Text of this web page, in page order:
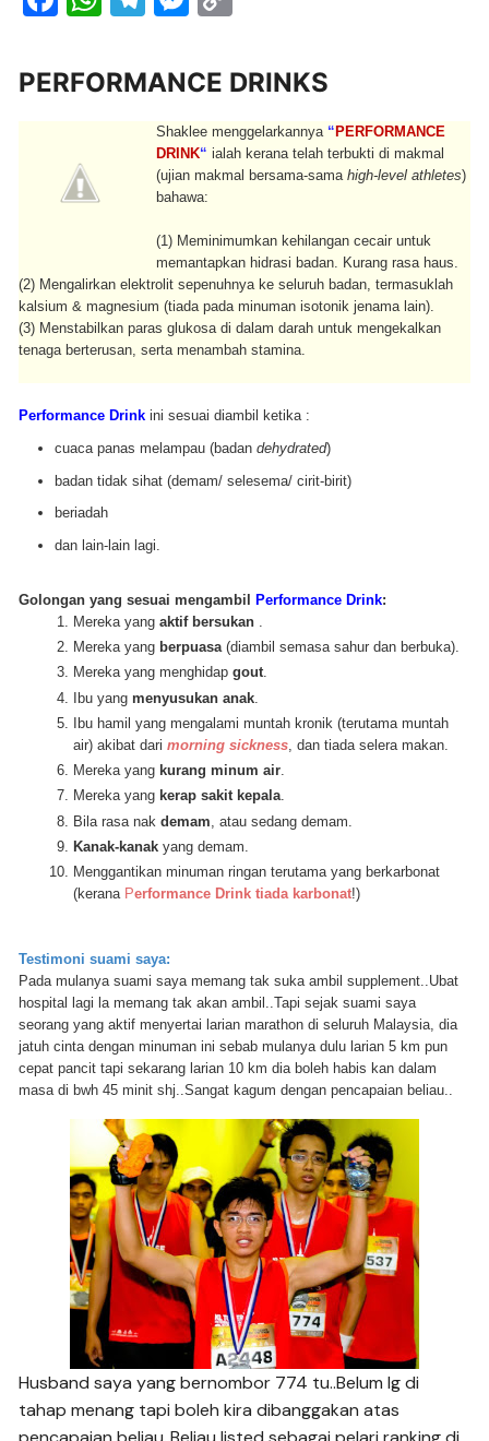
c
e
o
o
at
s
e
gr
a
m
ss
e
n
g
er
p
y
Li
n
PERFORMANCE DRINKS
Shaklee menggelarkannya “ PERFORMANCE
DRINK“ ialah kerana telah terbukti di makmal
(ujian makmal bersama-samahigh-level athletes)
bahawa:
(1) Meminimumkan kehilangan cecair untuk
memantapkan hidrasi badan. Kurang rasa haus.
(2) Mengalirkan elektrolit sepenuhnya ke seluruh badan, termasuklah
kalsium & magnesium (tiada pada minuman isotonik jenama lain).
(3) Menstabilkan paras glukosa di dalam darah untuk mengekalkan
tenaga berterusan, serta menambah stamina.
Performance Drink ini sesuai diambil ketika :
cuaca panas melampau (badan dehydrated)
badan tidak sihat (demam/ selesema/ cirit-birit)
beriadah
dan lain-lain lagi.
Golongan yang sesuai mengambil Performance Drink:
Mereka yangaktif bersukan
Mereka yang berpuasa(diambil semasa sahur dan berbuka).
Mereka yang menghidapgout.
Ibu yangmenyusukan anak
Ibu hamil yang mengalami muntah kronik (terutama muntah
air) akibat darimorning sickness , dan tiada selera makan.
Mereka yang kurang minum air.
Mereka yang kerap sakit kepala.
Bila rasa nakdemam , atau sedang demam.
Kanak-kanak yang demam.
Menggantikan minuman ringan terutama yang berkarbonat
(kerana Performance Drink tiada karbonat!)
Testimoni suami saya:
Pada mulanya suami saya memang tak suka ambil supplement..Ubat
hospital lagi la memang tak akan ambil..Tapi sejak suami saya
seorang yang aktif menyertai larian marathon di seluruh Malaysia, dia
jatuh cinta dengan minuman ini sebab mulanya dulu larian 5 km pun
cepat pancit tapi sekarang larian 10 km dia boleh habis kan dalam
masa di bwh 45 minit shj..Sangat kagum dengan pencapaian beliau..
Husband saya yang bernombor 774 tu..Belum lg di
tahap menang tapi boleh kira dibanggakan atas